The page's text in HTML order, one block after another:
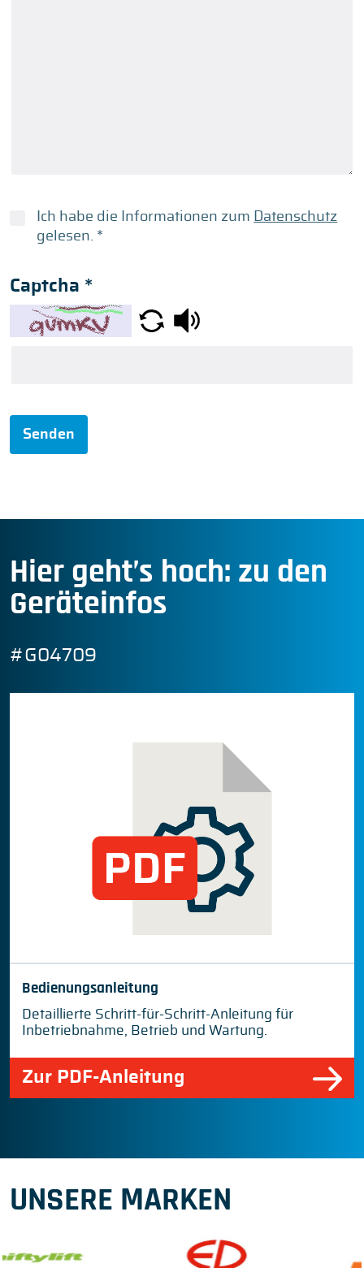
Ich habe die Informationen zum Datenschutz
gelesen. *
Captcha *
Senden
Hier geht’s hoch: zu den
Geräteinfos
#G04709
Bedienungsanleitung
Detaillierte Schritt-für-Schritt-Anleitung für
Inbetriebnahme, Betrieb und Wartung.
Zur PDF-Anleitung
UNSERE MARKEN